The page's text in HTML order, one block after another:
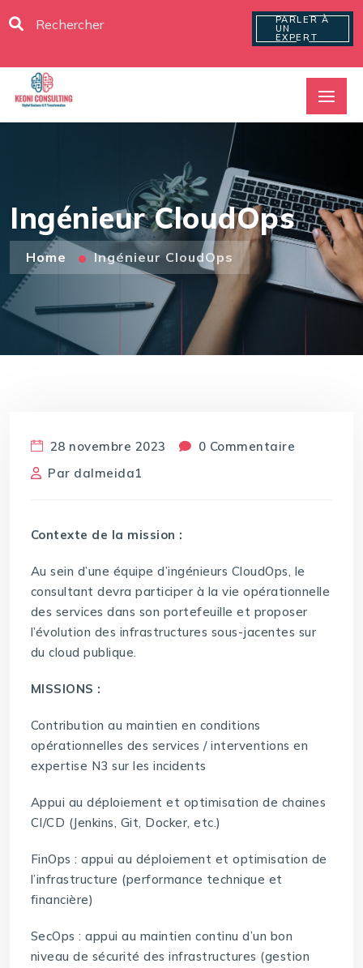
PARLER À
UN
EXPERT
Ingénieur CloudOps
Home Ingénieur CloudOps
28 novembre 2023
0 Commentaire
Par dalmeida1
Contexte de la mission :
Au sein d’une équipe d’ingénieurs CloudOps, le
consultant devra participer à la vie opérationnelle
des services dans son portefeuille et proposer
l’évolution des infrastructures sous-jacentes sur
du cloud publique.
MISSIONS :
Contribution au maintien en conditions
opérationnelles des services / interventions en
expertise N3 sur les incidents
Appui au déploiement et optimisation de chaines
CI/CD (Jenkins, Git, Docker, etc.)
FinOps : appui au déploiement et optimisation de
l’infrastructure (performance technique et
financière)
SecOps : appui au maintien continu d’un bon
niveau de sécurité des infrastructures (gestion